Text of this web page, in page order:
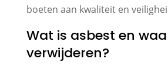
boeten aan kwaliteit en
Wat is asbest en
verwijderen?